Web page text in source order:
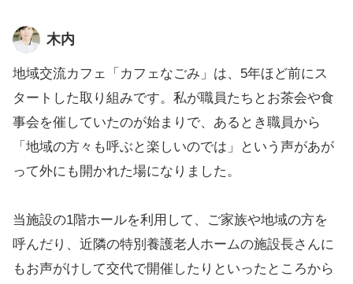
木内
地域交流カフェ「カフェなごみ」は、5年ほど前にス
タートした取り組みです。私が職員たちとお茶会や食
事会を催していたのが始まりで、あるとき職員から
「地域の方々も呼ぶと楽しいのでは」という声があが
って外にも開かれた場になりました。
当施設の1階ホールを利用して、ご家族や地域の方を
呼んだり、近隣の特別養護老人ホームの施設長さんに
もお声がけして交代で開催したりといったところから